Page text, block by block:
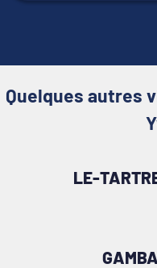
Quelques autres
LE-